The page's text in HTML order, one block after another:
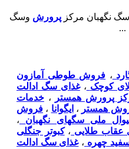
نگهبان مرکز پرورش وسگ
...
، فروش طوطی آمازون
کوچک ،غذای سگ ادالت
پرورش همستر ، خدمات
همستر ، ایگوانا ، فروش
ملی سگهای نگهبان
،
عقاب طلایی ،کبوتر جنگلی
چهره ،غذای سگ ادالت